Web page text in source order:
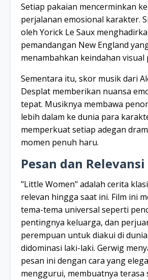
Setiap pakaian mencerminkan
perjalanan emosional karakter.
oleh Yorick Le Saux
pemandangan New England
menambahkan keindahan visual
Sementara itu, skor musik dari
Desplat memberikan nuansa
tepat. Musiknya membawa
lebih dalam ke dunia para
memperkuat setiap adegan
momen penuh haru.
Pesan dan
"Little Women" adalah cerita
relevan hingga saat ini. Film ini
tema-tema universal seperti
pentingnya keluarga, dan
perempuan untuk diakui di
didominasi laki-laki. Gerwig
pesan ini dengan cara yang
menggurui, membuatnya terasa